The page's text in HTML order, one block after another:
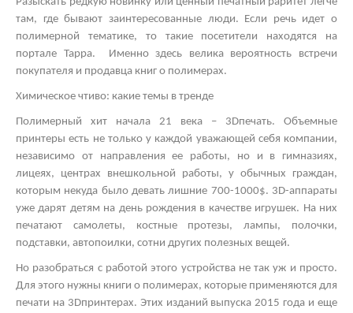
там, где бывают заинтересованные люди. Если речь идет о
полимерной тематике, то такие посетители находятся на
портале Тарра. Именно здесь велика вероятность встречи
покупателя и продавца книг о полимерах.
Химическое чтиво: какие темы в тренде
Полимерный хит начала 21 века – 3Dпечать. Объемные
принтеры есть не только у каждой уважающей себя компании,
независимо от направления ее работы, но и в гимназиях,
лицеях, центрах внешкольной работы, у обычных граждан,
которым некуда было девать лишние 700-1000$. 3D-аппараты
уже дарят детям на день рождения в качестве игрушек. На них
печатают самолеты, костные протезы, лампы, полочки,
подставки, автопоилки, сотни других полезных вещей.
Но разобраться с работой этого устройства не так уж и просто.
Для этого нужны книги о полимерах, которые применяются для
печати на 3Dпринтерах. Этих изданий выпуска 2015 года и еще